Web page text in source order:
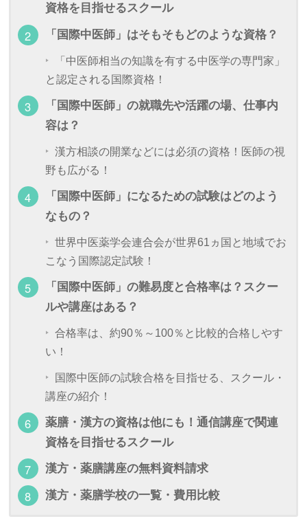
資格を目指せるスクール
「国際中医師」はそもそもどのような資格？
「中医師相当の知識を有する中医学の専門家」
と認定される国際資格！
「国際中医師」の就職先や活躍の場、仕事内
容は？
漢方相談の開業などには必須の資格！医師の視
野も広がる！
「国際中医師」になるための試験はどのよう
なもの？
世界中医薬学会連合会が世界61ヵ国と地域でお
こなう国際認定試験！
「国際中医師」の難易度と合格率は？スクー
ルや講座はある？
合格率は、約90％～100％と比較的合格しやす
い！
国際中医師の試験合格を目指せる、スクール・
講座の紹介！
薬膳・漢方の資格は他にも！通信講座で関連
資格を目指せるスクール
漢方・薬膳講座の無料資料請求
漢方・薬膳学校の一覧・費用比較